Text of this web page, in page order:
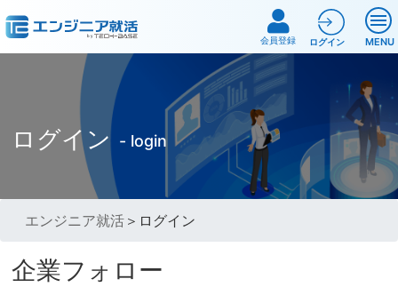
MENU
会員登録 ログイン
ログイン - login
エンジニア就活 ＞ログイン
企業フォロー